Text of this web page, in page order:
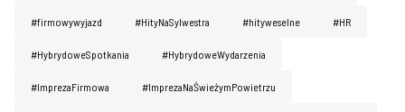
#firmowywyjazd #HityNaSylwestra #hityweselne #HR
#HybrydoweSpotkania #HybrydoweWydarzenia
#ImprezaFirmowa #ImprezaNaŚwieżymPowietrzu